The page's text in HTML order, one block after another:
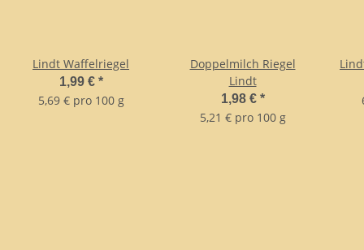
Lindt Waffelriegel
1,99 € *
5,69 € pro 100 g
Doppelmilch Riegel
Lindt
1,98 € *
5,21 € pro 100 g